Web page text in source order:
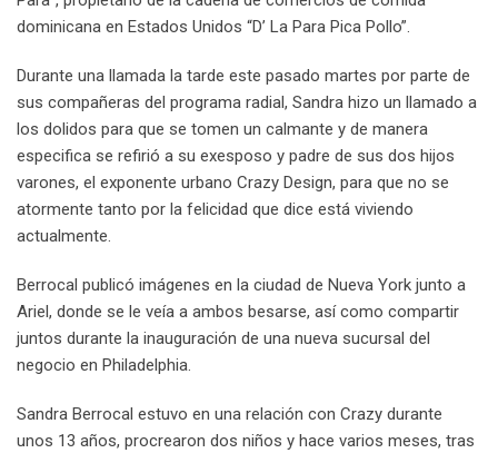
dominicana en Estados Unidos “D’ La Para Pica Pollo”.
Durante una llamada la tarde este pasado martes por parte de
sus compañeras del programa radial, Sandra hizo un llamado a
los dolidos para que se tomen un calmante y de manera
especifica se refirió a su exesposo y padre de sus dos hijos
varones, el exponente urbano Crazy Design, para que no se
atormente tanto por la felicidad que dice está viviendo
actualmente.
Berrocal publicó imágenes en la ciudad de Nueva York junto a
Ariel, donde se le veía a ambos besarse, así como compartir
juntos durante la inauguración de una nueva sucursal del
negocio en Philadelphia.
Sandra Berrocal estuvo en una relación con Crazy durante
unos 13 años, procrearon dos niños y hace varios meses, tras